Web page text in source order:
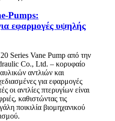
Pumps:
εφαρμογές υψηλής
Series Vane Pump από την
Co., Ltd. – κορυφαίο
αντλιών και
για εφαρμογές
οι αντλίες πτερυγίων είναι
καθιστώντας τις
ποικιλία βιομηχανικού